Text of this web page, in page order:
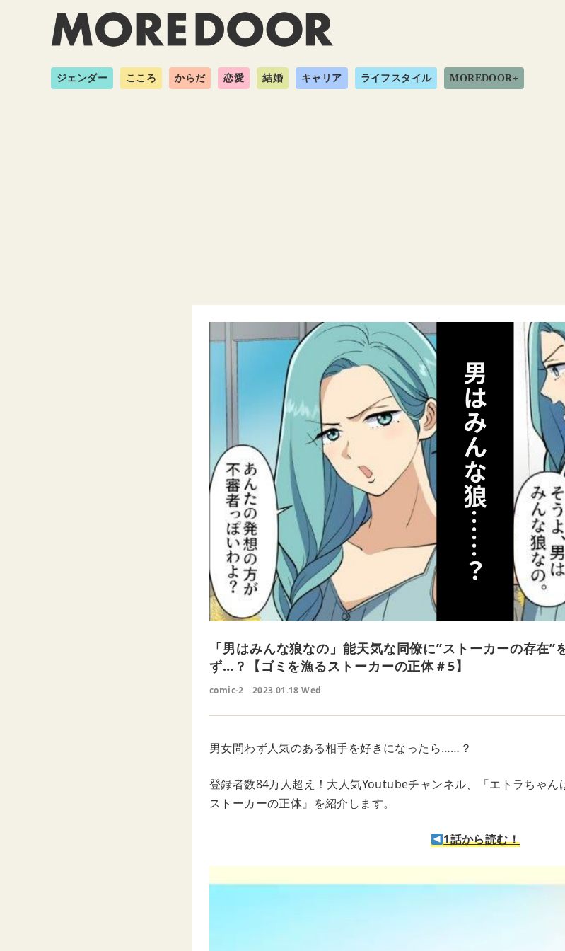
ジェンダー こころ からだ 恋愛 結婚 キャリア ライフスタイル MOREDOOR+
「男はみんな狼なの」能天気な同僚に”ストーカーの存在”
ず…？【ゴミを漁るストーカーの正体＃5】
comic-2 2023.01.18 Wed
男女問わず人気のある相手を好きになったら……？
登録者数84万人超え！大人気Youtubeチャンネル、「エトラちゃん
ストーカーの正体』を紹介します。
1話から読む！